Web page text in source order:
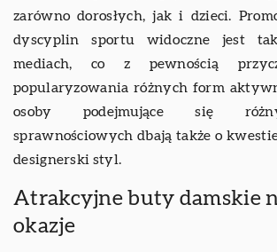
zarówno dorosłych, jak i dzieci.
dyscyplin sportu widoczne jest
mediach, co z pewnością
popularyzowania różnych form
osoby podejmujące się
sprawnościowych dbają także o
designerski styl.
Atrakcyjne buty damskie
okazje